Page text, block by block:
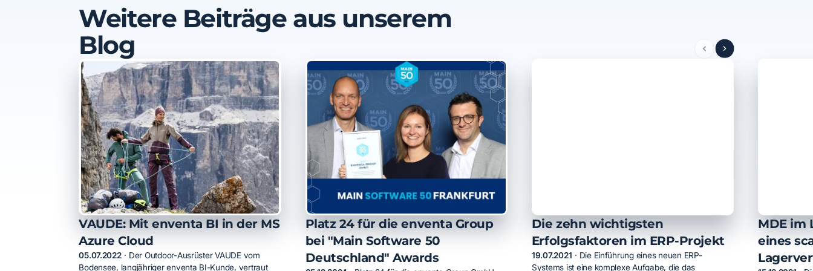
Weitere Beiträge aus unserem
Blog
VAUDE: Mit enventa BI in der MS
Azure Cloud
05.07.2022 · Der Outdoor-Ausrüster VAUDE vom
Bodensee, langjähriger enventa BI-Kunde, vertraut
Platz 24 für die enventa Group
bei "Main Software 50
Deutschland" Awards
Die zehn wichtigsten
Erfolgsfaktoren im ERP-Projekt
19.07.2021 · Die Einführung eines neuen ERP-
Systems ist eine komplexe Aufgabe, die das
MDE im
eines